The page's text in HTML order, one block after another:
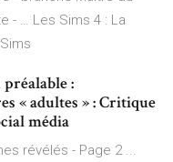
- … Les Sims 4 : La
préalable :
« adultes » : Critique
média
révélés - Page 2 ...